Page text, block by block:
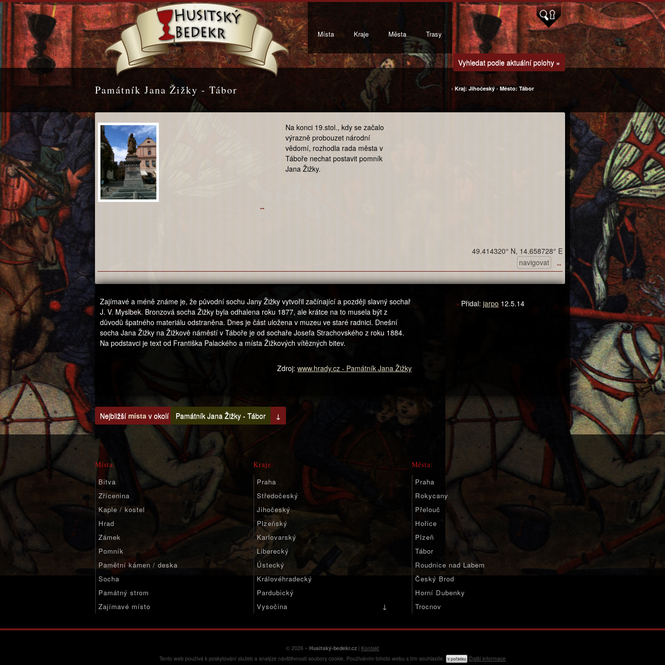
Místa Kraje Města Trasy
Vyhledat podle aktuální polohy »
Památník Jana Žižky - Tábor › Kraj: Jihočeský› Město: Tábor
↔
Na konci 19.stol., kdy se začalo
výrazně probouzet národní
vědomí, rozhodla rada města v
Táboře nechat postavit pomník
Jana Žižky.
↔
49.414320° N, 14.658728° E
navigovat
Zajímavé a méně známe je, že původní sochu Jany Žižky vytvořil začínající a později slavný sochař
J. V. Myslbek. Bronzová socha Žižky byla odhalena roku 1877, ale krátce na to musela být z
důvodů špatného materiálu odstraněna. Dnes je část uložena v muzeu ve staré radnici. Dnešní
socha Jana Žižky na Žižkově náměstí v Táboře je od sochaře Josefa Strachovského z roku 1884.
Na podstavci je text od Františka Palackého a místa Žižkových vítězných bitev.
Zdroj: www.hrady.cz - Památník Jana Žižky
Přidal: jarpo 12.5.14
Nejbližší místa v okolí Památník Jana Žižky - Tábor ↓
Místa:
Bitva
Zřícenina
Kaple / kostel
Hrad
Zámek
Pomník
Pamětní kámen / deska
Socha
Památný strom
Zajímavé místo
Kraje:
Praha
Středočeský
Jihočeský
Plzeňský
Karlovarský
Liberecký
Ústecký
Královéhradecký
Pardubický
Vysočina
Moravskoslezský
Zlínský
↓
Města:
Praha
Rokycany
Přelouč
Hořice
Plzeň
Tábor
Roudnice nad Labem
Český Brod
Horní Dubenky
Trocnov
© 2026 ~ Husitský-bedekr.cz | Kontakt
Tento web používá k poskytování služeb a analýze návštěvnosti soubory cookie. Používáním tohoto webu s tím souhlasíte.
V pořádku Další informace